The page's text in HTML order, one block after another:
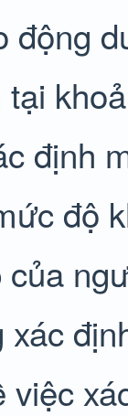
động
định
độ